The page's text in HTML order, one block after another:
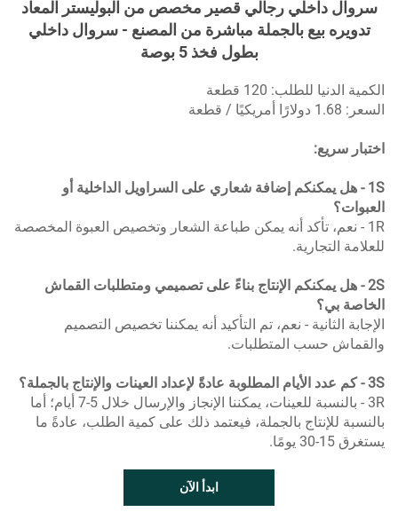
سروال داخلي رجالي قصير مخصص من البوليستر المعاد
تدويره بيع بالجملة مباشرة من المصنع - سروال داخلي
بطول فخذ 5 بوصة
الكمية الدنيا للطلب: 120 قطعة
السعر: 1.68 دولارًا أمريكيًا / قطعة
اختبار سريع:
1S - هل يمكنكم إضافة شعاري على السراويل الداخلية أو
العبوات؟
1R - نعم، تأكد أنه يمكن طباعة الشعار وتخصيص العبوة المخصصة
للعلامة التجارية.
2S - هل يمكنكم الإنتاج بناءً على تصميمي ومتطلبات القماش
الخاصة بي؟
الإجابة الثانية - نعم، تم التأكيد أنه يمكننا تخصيص التصميم
والقماش حسب المتطلبات.
3S - كم عدد الأيام المطلوبة عادةً لإعداد العينات والإنتاج بالجملة؟
3R - بالنسبة للعينات، يمكننا الإنجاز والإرسال خلال 5-7 أيام؛ أما
بالنسبة للإنتاج بالجملة، فيعتمد ذلك على كمية الطلب، عادةً ما
يستغرق 15-30 يومًا.
ابدأ الآن